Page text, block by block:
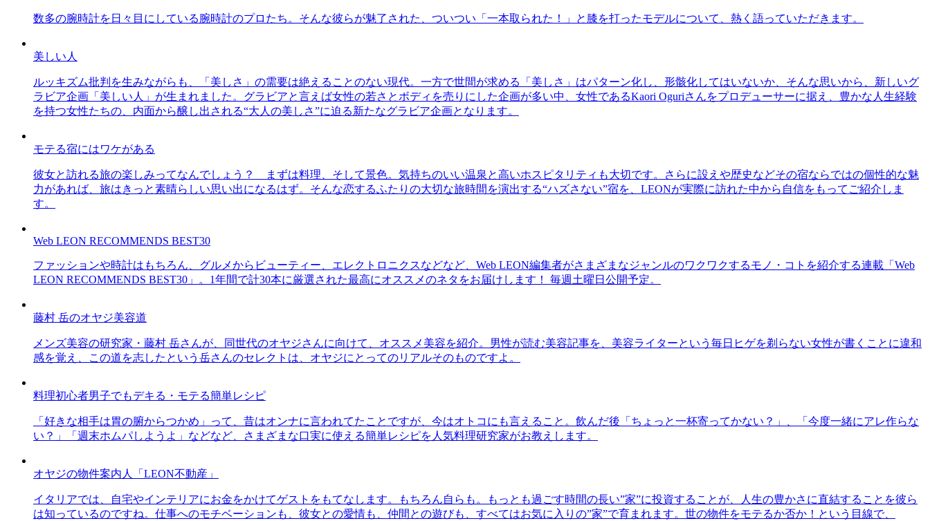
数多の腕時計を日々目にしている腕時計のプロたち。そんな彼らが魅了された、ついつい「一本取られた！」と膝を打ったモデルについて、熱く語っていただきます。
美しい人
ルッキズム批判を生みながらも、「美しさ」の需要は絶えることのない現代。一方で世間が求める「美しさ」はパターン化し、形骸化してはいないか、そんな思いから、新しいグ
ラビア企画「美しい人」が生まれました。グラビアと言えば女性の若さとボディを売りにした企画が多い中、女性であるKaori Oguriさんをプロデューサーに据え、豊かな人生経験
を持つ女性たちの、内面から醸し出される“大人の美しさ”に迫る新たなグラビア企画となります。
モテる宿にはワケがある
彼女と訪れる旅の楽しみってなんでしょう？ まずは料理、そして景色。気持ちのいい温泉と高いホスピタリティも大切です。さらに設えや歴史などその宿ならではの個性的な魅
力があれば、旅はきっと素晴らしい思い出になるはず。そんな恋するふたりの大切な旅時間を演出する“ハズさない”宿を、LEONが実際に訪れた中から自信をもってご紹介しま
す。
Web LEON RECOMMENDS BEST30
ファッションや時計はもちろん、グルメからビューティー、エレクトロニクスなどなど、Web LEON編集者がさまざまなジャンルのワクワクするモノ・コトを紹介する連載「Web
LEON RECOMMENDS BEST30」。1年間で計30本に厳選された最高にオススメのネタをお届けします！ 毎週土曜日公開予定。
藤村 岳のオヤジ美容道
メンズ美容の研究家・藤村 岳さんが、同世代のオヤジさんに向けて、オススメ美容を紹介。男性が読む美容記事を、美容ライターという毎日ヒゲを剃らない女性が書くことに違和
感を覚え、この道を志したという岳さんのセレクトは、オヤジにとってのリアルそのものですよ。
料理初心者男子でもデキる・モテる簡単レシピ
「好きな相手は胃の腑からつかめ」って、昔はオンナに言われてたことですが、今はオトコにも言えること。飲んだ後「ちょっと一杯寄ってかない？」、「今度一緒にアレ作らな
い？」「週末ホムパしようよ」などなど、さまざまな口実に使える簡単レシピを人気料理研究家がお教えします。
オヤジの物件案内人「LEON不動産」
イタリアでは、自宅やインテリアにお金をかけてゲストをもてなします。もちろん自らも。もっとも過ごす時間の長い”家”に投資することが、人生の豊かさに直結することを彼ら
は知っているのですね。仕事へのモチベーションも、彼女との愛情も、仲間との遊びも、すべてはお気に入りの”家”で育まれます。世の物件をモテるか否か！という目線で、